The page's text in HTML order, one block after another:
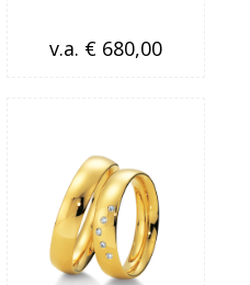
v.a. € 680,00